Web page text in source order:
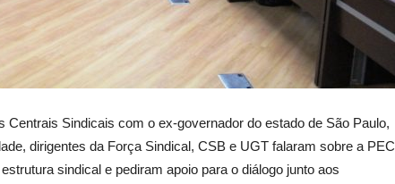
Centrais Sindicais com o ex-governador do estado de São Paulo,
dirigentes da Força Sindical, CSB e UGT falaram sobre a PEC
sindical e pediram apoio para o diálogo junto aos